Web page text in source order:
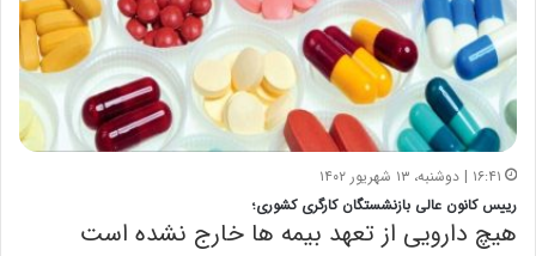
۱۶:۴۱ | دوشنبه، ۱۳ شهریور ۱۴۰۲
رییس کانون عالی بازنشستگان کارگری کشوری؛
هیچ دارویی از تعهد بیمه ها خارج نشده است